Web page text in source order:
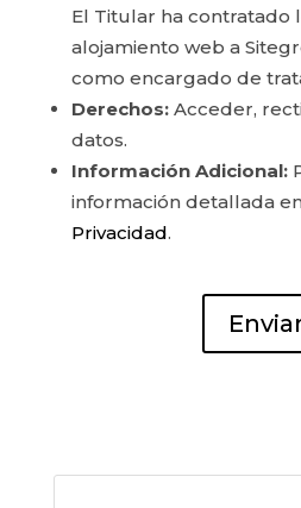
El Titular ha contratado
alojamiento web a
como encargado de
Derechos:Acceder,
datos.
Información Adicional:
información detallada
Privacidad.